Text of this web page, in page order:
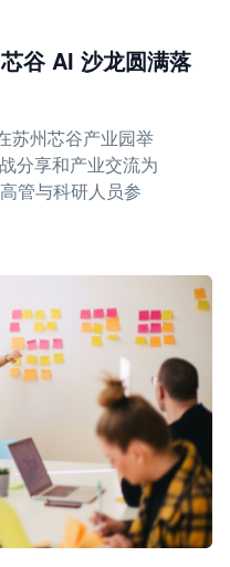
谷 AI 沙龙圆满落
苏州芯谷产业园举
分享和产业交流为
管与科研人员参